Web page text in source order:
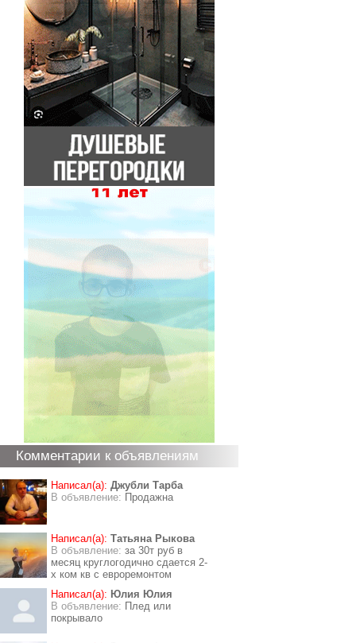
Комментарии к объявлениям
Написал(а): Джубли Тарба
В объявление: Продажна
Написал(а): Татьяна Рыкова
В объявление: за 30т руб в
месяц круглогодично сдается 2-
х ком кв с евроремонтом
Написал(а): Юлия Юлия
В объявление: Плед или
покрывало